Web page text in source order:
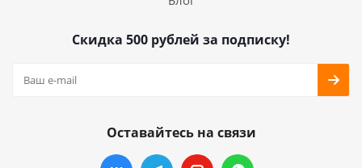
Скидка 500 рублей за подписку!
Оставайтесь на связи